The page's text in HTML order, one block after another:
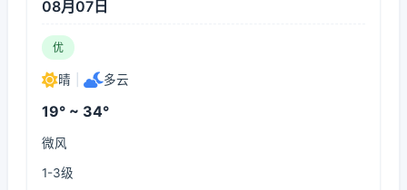
08月07日
优
晴 多云
19° ~ 34°
微风
1-3级